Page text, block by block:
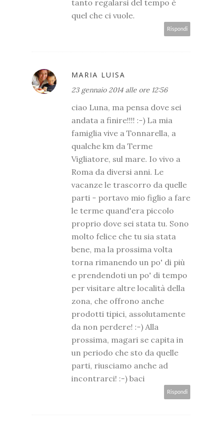
tanto regalarsi del tempo è
quel che ci vuole.
Rispondi
MARIA LUISA
23 gennaio 2014 alle ore 12:56
ciao Luna, ma pensa dove sei
andata a finire!!!! :-) La mia
famiglia vive a Tonnarella, a
qualche km da Terme
Vigliatore, sul mare. Io vivo a
Roma da diversi anni. Le
vacanze le trascorro da quelle
parti - portavo mio figlio a fare
le terme quand'era piccolo
proprio dove sei stata tu. Sono
molto felice che tu sia stata
bene, ma la prossima volta
torna rimanendo un po' di più
e prendendoti un po' di tempo
per visitare altre località della
zona, che offrono anche
prodotti tipici, assolutamente
da non perdere! :-) Alla
prossima, magari se capita in
un periodo che sto da quelle
parti, riusciamo anche ad
incontrarci! :-) baci
Rispondi